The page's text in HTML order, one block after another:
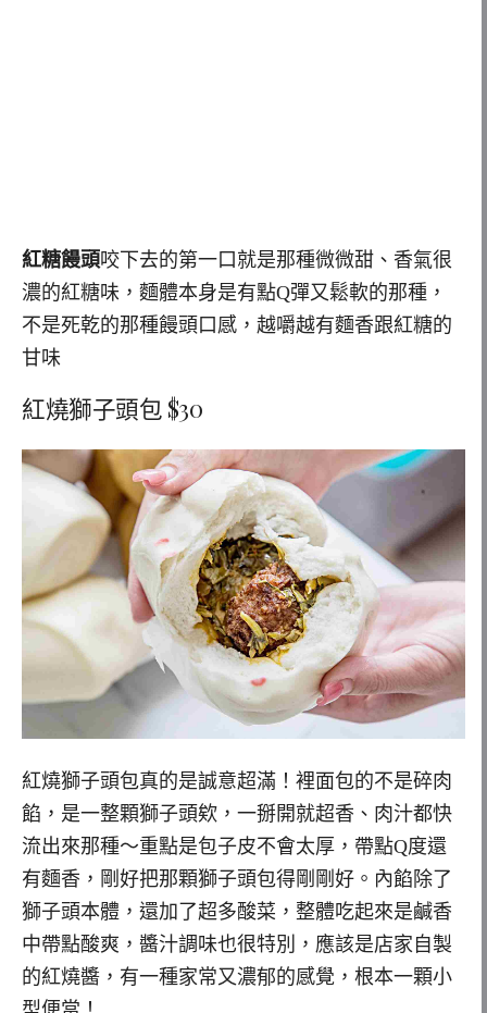
紅糖饅頭咬下去的第一口就是那種微微甜、香氣很
濃的紅糖味，麵體本身是有點Q彈又鬆軟的那種，
不是死乾的那種饅頭口感，越嚼越有麵香跟紅糖的
甘味
紅燒獅子頭包 $30
紅燒獅子頭包真的是誠意超滿！裡面包的不是碎肉
餡，是一整顆獅子頭欸，一掰開就超香、肉汁都快
流出來那種～重點是包子皮不會太厚，帶點Q度還
有麵香，剛好把那顆獅子頭包得剛剛好。內餡除了
獅子頭本體，還加了超多酸菜，整體吃起來是鹹香
中帶點酸爽，醬汁調味也很特別，應該是店家自製
的紅燒醬，有一種家常又濃郁的感覺，根本一顆小